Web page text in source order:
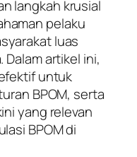
langkah krusial
pelaku
luas
artikel ini,
untuk
BPOM, serta
yang relevan
BPOM di